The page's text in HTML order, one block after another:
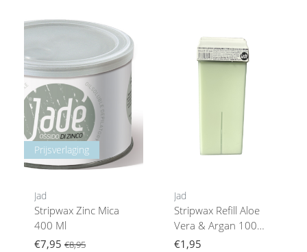
Prijsverlaging
Jad
Stripwax Zinc Mica
400 Ml
€7,95 €8,95
Jad
Stripwax Refill Aloe
Vera & Argan 100
Mlgevoelige Huid
€1,95